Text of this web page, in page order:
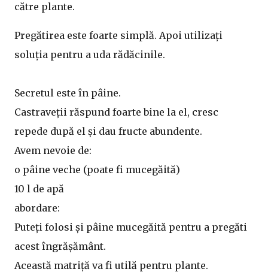
către plante.
Pregătirea este foarte simplă. Apoi utilizați
soluția pentru a uda rădăcinile.
Secretul este în pâine.
Castraveții răspund foarte bine la el, cresc
repede după el și dau fructe abundente.
Avem nevoie de:
o pâine veche (poate fi mucegăită)
10 l de apă
abordare:
Puteți folosi și pâine mucegăită pentru a pregăti
acest îngrășământ.
Această matriță va fi utilă pentru plante.